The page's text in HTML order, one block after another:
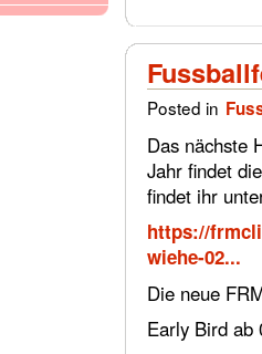
Posted in
Das nächste
Jahr findet
findet ihr
https://
wiehe-02...
Die neue
Early Bird ab